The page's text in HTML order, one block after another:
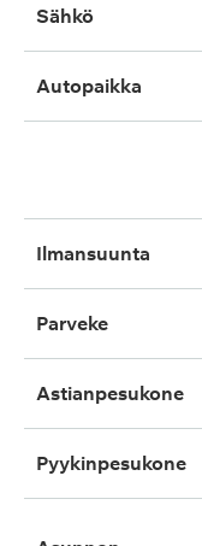
Sähkö
Autopaikka
ilmansuunta
parveke
astianpesukone
pyykinpesukone